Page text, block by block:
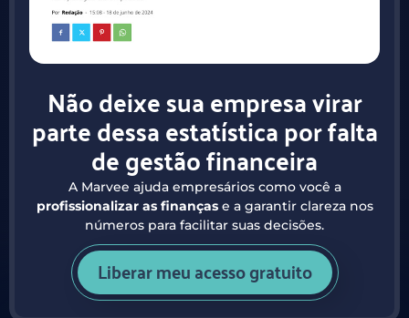
Não deixe sua empresa virar
parte dessa estatística por falta
de gestão financeira
A Marvee ajuda empresários como você a
profissionalizar as finançase a garantir clareza nos
números para facilitar suas decisões.
Liberar meu acesso gratuito